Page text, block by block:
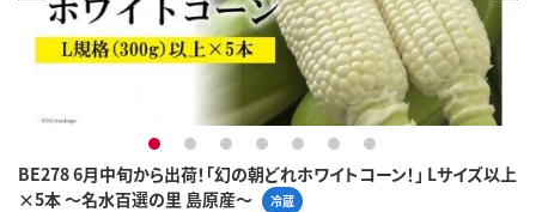
BE278 6月中旬から出荷！「幻の朝どれホワイトコーン！」 Lサイズ以上
×5本 ～名水百選の里 島原産～
冷蔵
1 2 3 4 5 6 7